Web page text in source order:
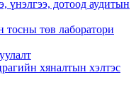
үнэлгээ, дотоод аудитын
тосны төв лаборатори
хяналтын хэлтэс